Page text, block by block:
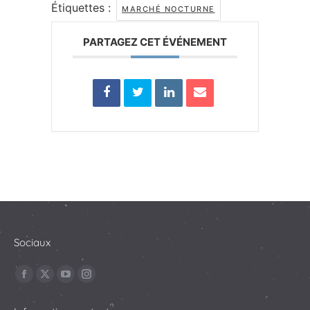
Étiquettes : MARCHÉ NOCTURNE
PARTAGEZ CET ÉVÉNEMENT
Sociaux
Trouvez nous sur :
La
page
La
La